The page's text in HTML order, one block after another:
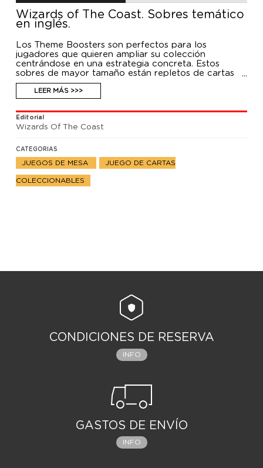
Wizards of The Coast. Sobres temático
en inglés.
Los Theme Boosters son perfectos para los
jugadores que quieren ampliar su colección
centrándose en una estrategia concreta. Estos
sobres de mayor tamaño están repletos de cartas
basadas en una misma temática. Los jugadores que
quieran construir un mazo específico sin perder la
magia de abrir sobres adorarán los Theme Boosters.
1 mazo de 35 cartas.
LEER MÁS >>>
Editorial
Wizards Of The Coast
CATEGORIAS
JUEGOS DE MESA JUEGO DE CARTAS
COLECCIONABLES
CONDICIONES DE RESERVA
INFO
GASTOS DE ENVÍO
INFO